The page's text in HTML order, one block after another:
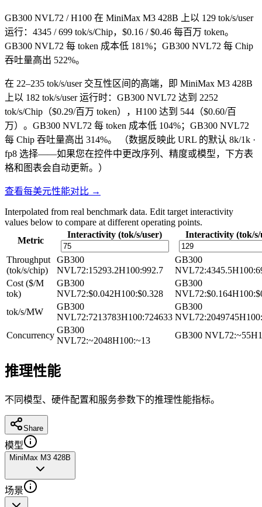
GB300 NVL72 / H100 在 MiniMax M3 428B 上以 129 tok/s/user
运行：4345 / 699 tok/s/Chip，$0.16 / $0.46 每百万 token。
GB300 NVL72 每 token 成本低 181%；GB300 NVL72 每 Chip
吞吐量高出 522%。
在 22–235 tok/s/user 交互性区间的高端，即 MiniMax M3 428B
上以 182 tok/s/user 运行时：GB300 NVL72 达到 2252
tok/s/Chip（$0.29/百万 token），H100 达到 544（$0.60/百
万）。GB300 NVL72 每 token 成本低 104%；GB300 NVL72
每 Chip 吞吐量高出 314%。
（数据反映此 URL 的默认 8k/1k ·
fp8 选择——如果您在控件中更改序列、精度或模型，下方表
格和图表会自动更新。）
查看每美元性能对比 →
Interpolated from real benchmark data. Edit target interactivity
values below to compare at different operating points.
Metric
Interactivity (tok/s/user) Interactivity (tok/s/
Throughput
(tok/s/chip)
GB300
NVL72:15293.2H100:992.7
GB300
NVL72:4345.5H100:
Cost ($/M
tok)
GB300
NVL72:$0.042H100:$0.328
GB300
NVL72:$0.164H100:
tok/s/MW
GB300
NVL72:7213783H100:724633
GB300
NVL72:2049745H100:
Concurrency
GB300
NVL72:~2048H100:~13
GB300 NVL72:~55
推理性能
不同模型、硬件配置和服务参数下的推理性能指标。
Share
模型
MiniMax M3 428B
场景